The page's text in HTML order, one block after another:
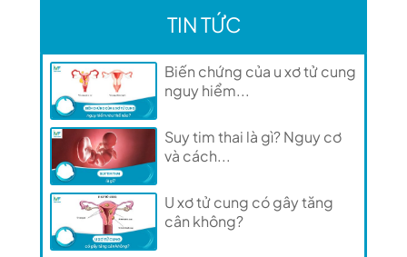
TIN TỨC
Biến chứng của u xơ tử cung
nguy hiểm...
Suy tim thai là gì? Nguy cơ
và cách...
U xơ tử cung có gây tăng
cân không?